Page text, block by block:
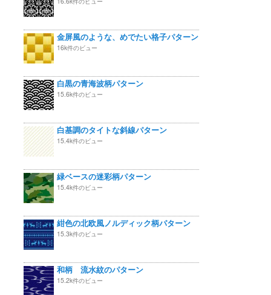
金屏風のような、めでたい格子パターン
16k件のビュー
白黒の青海波柄パターン
15.6k件のビュー
白基調のタイトな斜線パターン
15.4k件のビュー
緑ベースの迷彩柄パターン
15.4k件のビュー
紺色の北欧風ノルディック柄パターン
15.3k件のビュー
和柄 流水紋のパターン
15.2k件のビュー